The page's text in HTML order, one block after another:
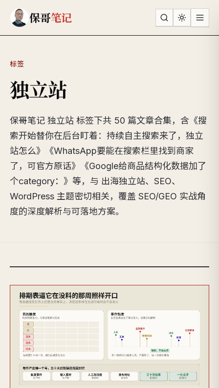
保哥笔记
标签
独立站
保哥笔记 独立站 标签下共 50 篇文章合集，含《搜
索开始替你在后台盯着：持续自主搜索来了，独立
站怎么》《WhatsApp要能在搜索栏里找到商家
了，可官方原话》《Google给商品结构化数据加了
个category：》等，与 出海独立站、SEO、
WordPress 主题密切相关，覆盖 SEO/GEO 实战角
度的深度解析与可落地方案。